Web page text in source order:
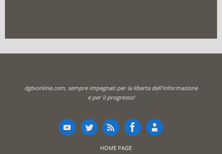
dgtvonline.com, sempre impegnati per la liberta dell'informazione
e per il progresso!
HOME PAGE